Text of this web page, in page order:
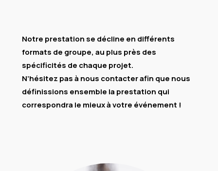
Notre prestation se décline en différents
formats de groupe, au plus près des
spécificités de chaque projet.
N’hésitez pas à nous contacter afin que nous
définissions ensemble la prestation qui
correspondra le mieux à votre événement !